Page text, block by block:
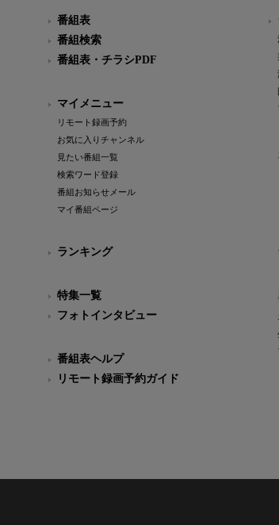
番組表
番組検索
番組表・チラシPDF
マイメニュー
リモート録画予約
お気に入りチャンネル
見たい番組一覧
検索ワード登録
番組お知らせメール
マイ番組ページ
ランキング
特集一覧
フォトインタビュー
番組表ヘルプ
リモート録画予約ガイド